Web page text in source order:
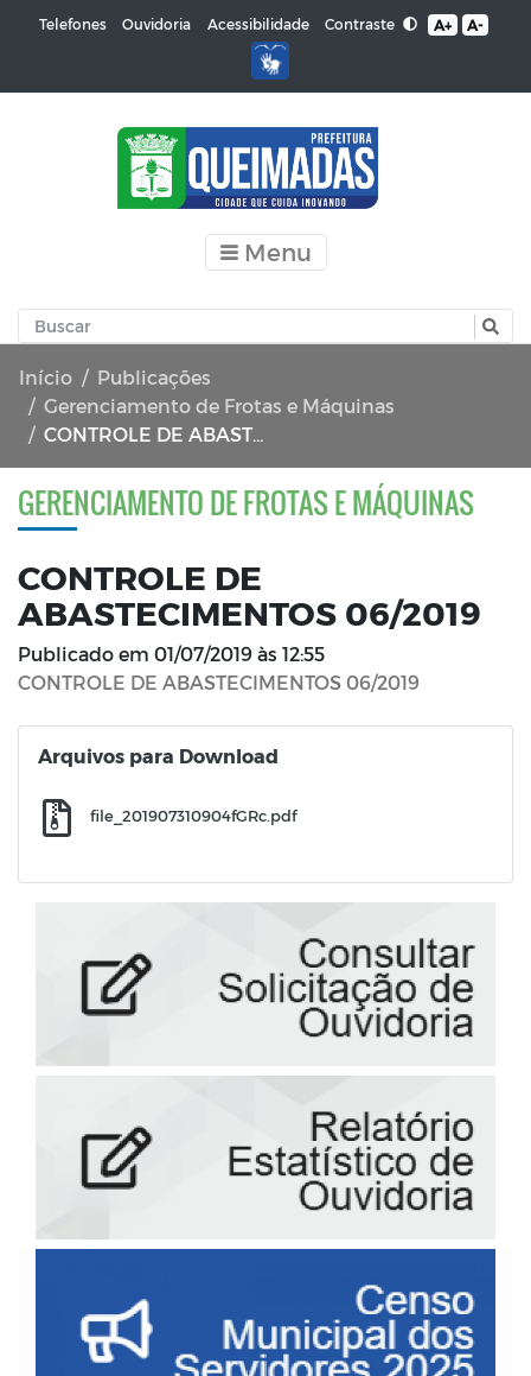
Telefones Ouvidoria Acessibilidade Contraste A+ A-
Menu
Início
Publicações
Gerenciamento de Frotas e Máquinas
CONTROLE DE ABASTECIMENTOS 06/2019
GERENCIAMENTO DE FROTAS E MÁQUINAS
CONTROLE DE
ABASTECIMENTOS 06/2019
Publicado em 01/07/2019 às 12:55
CONTROLE DE ABASTECIMENTOS 06/2019
Arquivos para Download
file_201907310904fGRc.pdf